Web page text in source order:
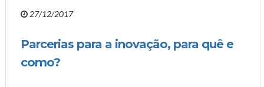
27/12/2017
Parcerias para a inovação, para quê e
como?